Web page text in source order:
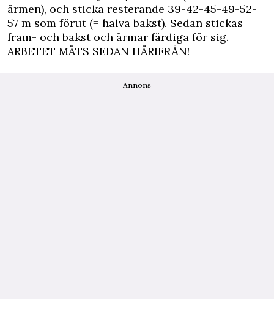
ärmen), och sticka resterande 39-42-45-49-52-
57 m som förut (= halva bakst). Sedan stickas
fram- och bakst och ärmar färdiga för sig.
ARBETET MÄTS SEDAN HÄRIFRÅN!
Annons